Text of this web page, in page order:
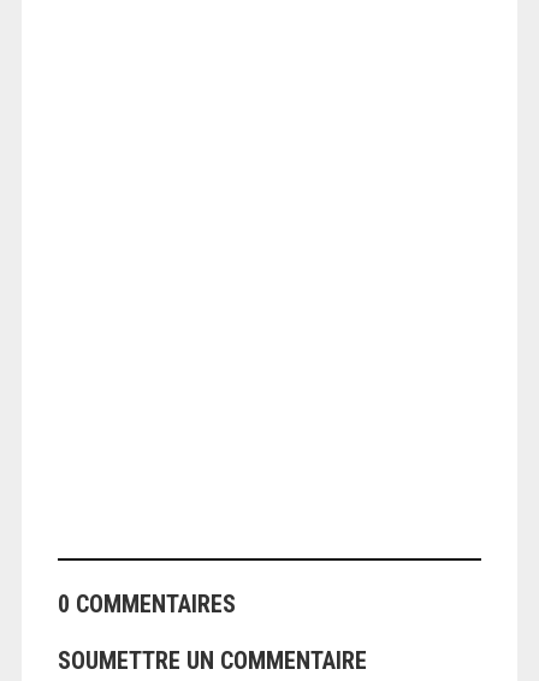
0 COMMENTAIRES
SOUMETTRE UN COMMENTAIRE